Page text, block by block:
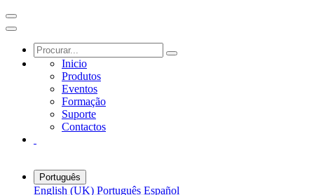
Inicio
Produtos
Eventos
Formação
Suporte
Contactos
Português
English (UK) Português Español